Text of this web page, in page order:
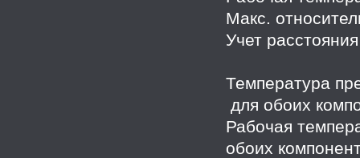
Макс.
Учет
Температура
для обоих
Рабочая
обоих